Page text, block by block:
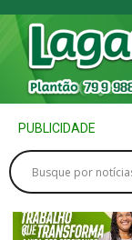
PUBLICIDADE